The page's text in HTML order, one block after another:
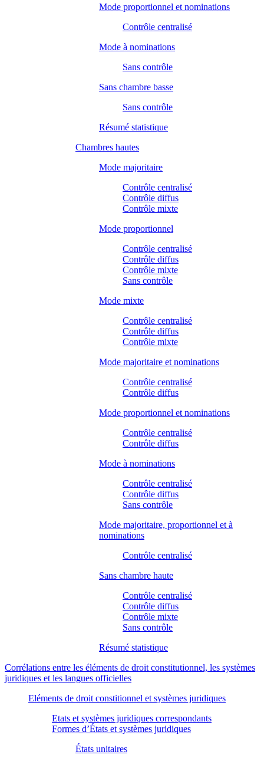
Mode proportionnel et nominations
Contrôle centralisé
Mode à nominations
Sans contrôle
Sans chambre basse
Sans contrôle
Résumé statistique
Chambres hautes
Mode majoritaire
Contrôle centralisé
Contrôle diffus
Contrôle mixte
Mode proportionnel
Contrôle centralisé
Contrôle diffus
Contrôle mixte
Sans contrôle
Mode mixte
Contrôle centralisé
Contrôle diffus
Contrôle mixte
Mode majoritaire et nominations
Contrôle centralisé
Contrôle diffus
Mode proportionnel et nominations
Contrôle centralisé
Contrôle diffus
Mode à nominations
Contrôle centralisé
Contrôle diffus
Sans contrôle
Mode majoritaire, proportionnel et à
nominations
Contrôle centralisé
Sans chambre haute
Contrôle centralisé
Contrôle diffus
Contrôle mixte
Sans contrôle
Résumé statistique
Corrélations entre les éléments de droit constitutionnel, les systèmes
juridiques et les langues officielles
Eléments de droit constitionnel et systèmes juridiques
Etats et systèmes juridiques correspondants
Formes d’États et systèmes juridiques
États unitaires